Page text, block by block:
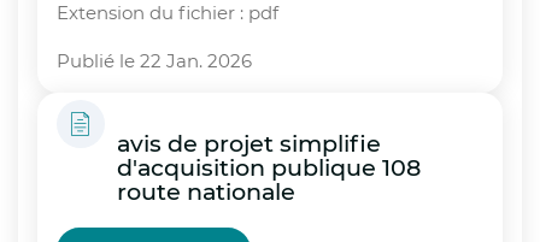
Extension du fichier : pdf
Publié le 22 Jan. 2026
avis de projet simplifie
d'acquisition publique 108
route nationale